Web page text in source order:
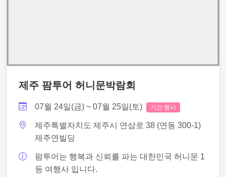
제주 팜투어 허니문박람회
07월 24일(금) ~ 07월 25일(토) 기간 행사
제주특별자치도 제주시 연삼로 38 (연동 300-1)
제주연빌딩
팜투어는 행복과 신뢰를 파는 대한민국 허니문 1
등 여행사 입니다.